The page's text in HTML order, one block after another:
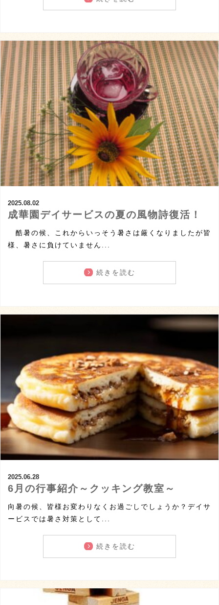
2025.08.02
成華園デイサービスの夏の風物詩復活！
酷暑の候、これからいっそう暑さは厳くなりましたが皆
様、暑さに負けていません...
続きを読む
2025.06.28
6月の行事紹介～クッキング教室～
向暑の候、皆様お変わりなくお過ごしでしょうか？デイサ
ービスでは暑さ対策として...
続きを読む